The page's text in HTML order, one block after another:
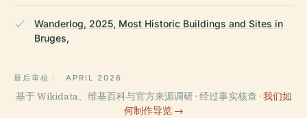
Wanderlog, 2025, Most Historic Buildings and Sites in
Bruges,
最后审核： APRIL 2026
基于 Wikidata、维基百科与官方来源调研 · 经过事实核查 · 我们如
何制作导览 →